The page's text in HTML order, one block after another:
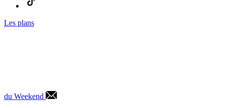
Les plans
du Weekend